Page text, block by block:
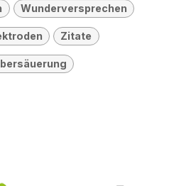
Wunderversprechen
Zitate